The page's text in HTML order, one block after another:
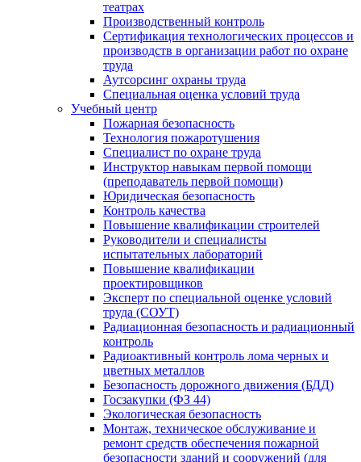
театрах
Производственный контроль
Сертификация технологических процессов и
производств в организации работ по охране
труда
Аутсорсинг охраны труда
Специальная оценка условий труда
Учебный центр
Пожарная безопасность
Технология пожаротушения
Специалист по охране труда
Инструктор навыкам первой помощи
(преподаватель первой помощи)
Юридическая безопасность
Контроль качества
Повышение квалификации строителей
Руководители и специалисты
испытательных лабораторий
Повышение квалификации
проектировщиков
Эксперт по специальной оценке условий
труда (СОУТ)
Радиационная безопасность и радиационный
контроль
Радиоактивный контроль лома черных и
цветных металлов
Безопасность дорожного движения (БДД)
Госзакупки (ФЗ 44)
Экологическая безопасность
Монтаж, техническое обслуживание и
ремонт средств обеспечения пожарной
безопасности зданий и сооружений (для